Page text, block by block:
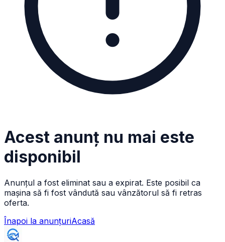
Acest anunț nu mai este
disponibil
Anunțul a fost eliminat sau a expirat. Este posibil ca
mașina să fi fost vândută sau vânzătorul să fi retras
oferta.
Înapoi la anunțuriAcasă